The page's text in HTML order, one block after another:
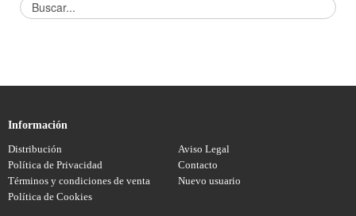
Información
Distribución
Aviso Legal
Política de Privacidad
Contacto
Términos y condiciones de venta
Nuevo usuario
Política de Cookies